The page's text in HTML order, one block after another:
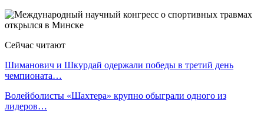
Сейчас читают
Шиманович и Шкурдай одержали победы в третий день
чемпионата…
Волейболисты «Шахтера» крупно обыграли одного из
лидеров…